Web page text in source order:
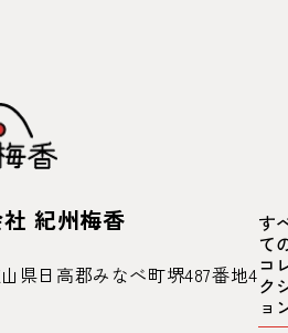
紀州梅香
県日高郡みなべ町堺487番地4
す
て
コ
ク
ョ